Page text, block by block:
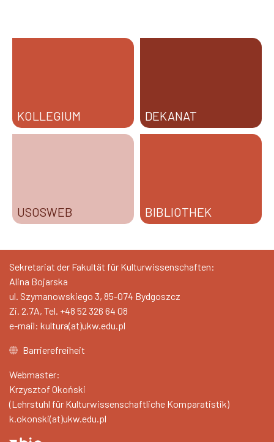
KOLLEGIUM DEKANAT
USOSWEB BIBLIOTHEK
Sekretariat der Fakultät für Kulturwissenschaften:
Alina Bojarska
ul. Szymanowskiego 3, 85-074 Bydgoszcz
Zi. 2.7A, Tel. +48 52 326 64 08
e-mail: kultura(at)ukw.edu.pl
Barrierefreiheit
Webmaster:
Krzysztof Okoński
(Lehrstuhl für Kulturwissenschaftliche Komparatistik)
k.okonski(at)ukw.edu.pl